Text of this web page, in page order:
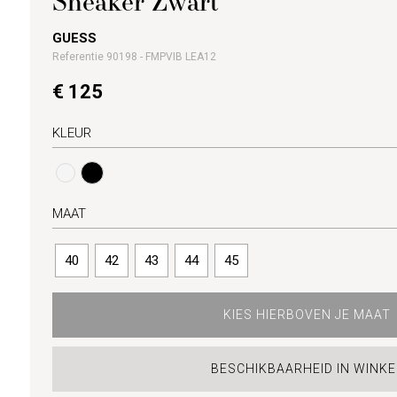
GUESS
Referentie 90198 - FMPVIB LEA12
€ 125
KLEUR
MAAT
40 42 43 44 45
KIES HIERBOVEN JE MAAT
BESCHIKBAARHEID IN